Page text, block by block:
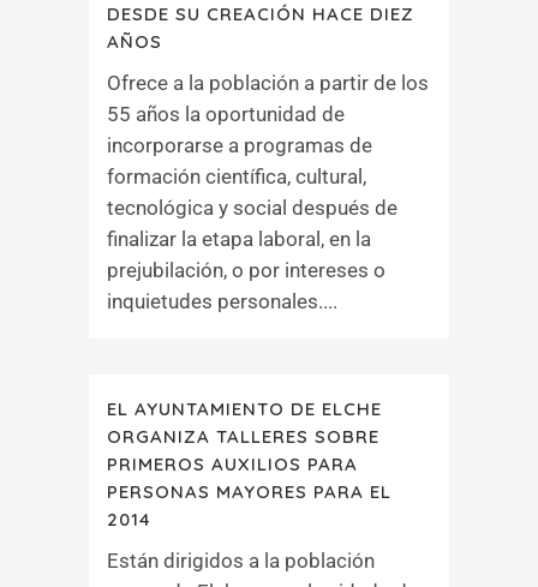
DESDE SU CREACIÓN HACE DIEZ
AÑOS
Ofrece a la población a partir de los
55 años la oportunidad de
incorporarse a programas de
formación científica, cultural,
tecnológica y social después de
finalizar la etapa laboral, en la
prejubilación, o por intereses o
inquietudes personales....
EL AYUNTAMIENTO DE ELCHE
ORGANIZA TALLERES SOBRE
PRIMEROS AUXILIOS PARA
PERSONAS MAYORES PARA EL
2014
Están dirigidos a la población